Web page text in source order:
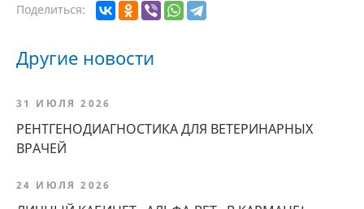
Поделиться:
Другие новости
31 ИЮЛЯ 2026
РЕНТГЕНОДИАГНОСТИКА ДЛЯ ВЕТЕРИНАРНЫХ
ВРАЧЕЙ
24 ИЮЛЯ 2026